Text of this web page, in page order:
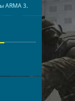
ARMA 3.